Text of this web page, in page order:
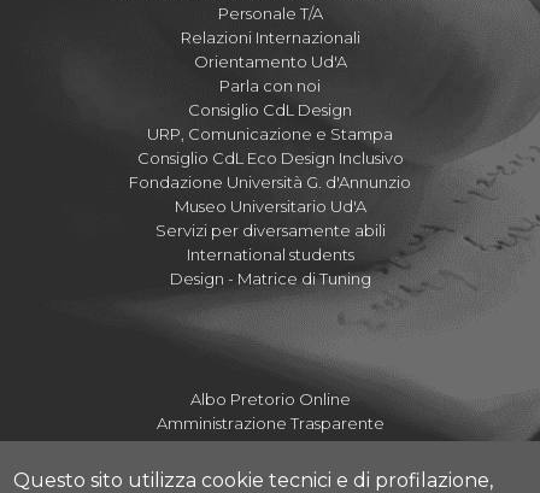
Personale T/A
Relazioni Internazionali
Orientamento Ud'A
Parla con noi
Consiglio CdL Design
URP, Comunicazione e Stampa
Consiglio CdL Eco Design Inclusivo
Fondazione Università G. d'Annunzio
Museo Universitario Ud'A
Servizi per diversamente abili
International students
Design - Matrice di Tuning
Albo Pretorio Online
Amministrazione Trasparente
Mettiamoci la Faccia
Fatturazione elettronica UdA
Questo sito utilizza cookie tecnici e di profilazione,